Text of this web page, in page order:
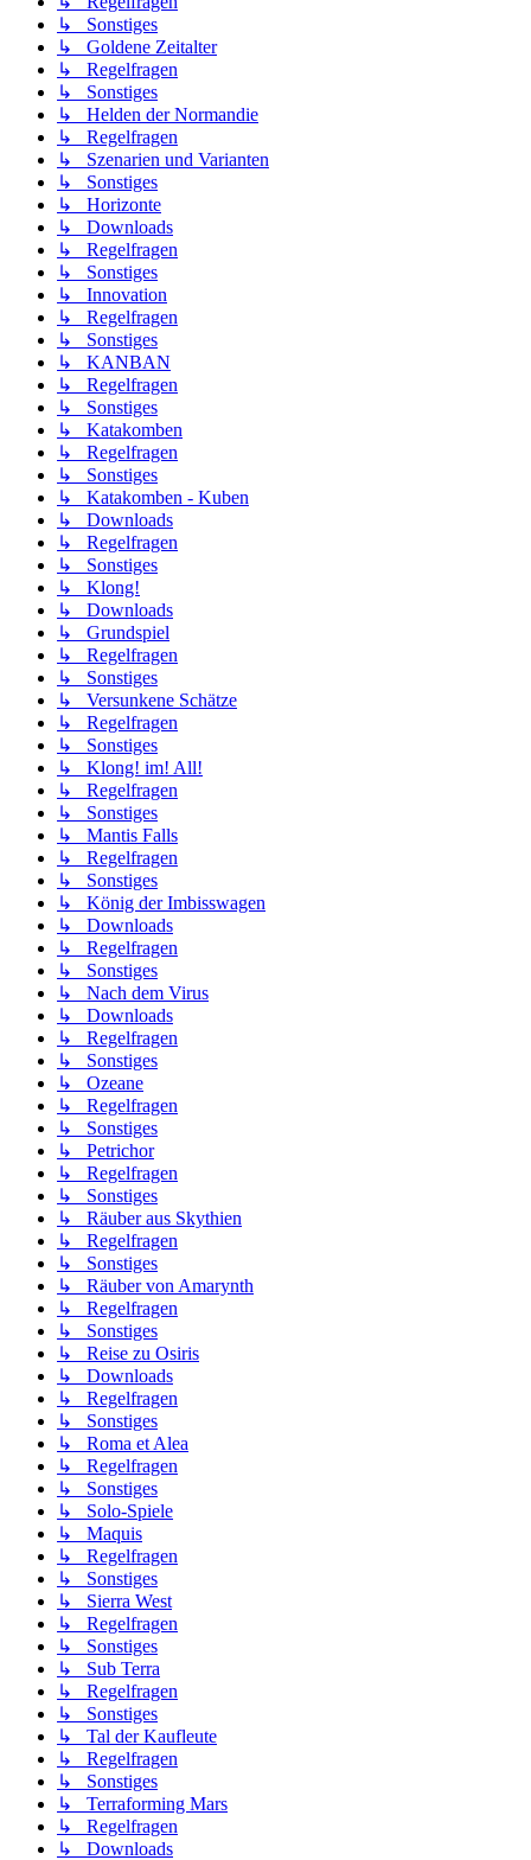
↳ Sonstiges
↳ Goldene Zeitalter
↳ Regelfragen
↳ Sonstiges
↳ Helden der Normandie
↳ Regelfragen
↳ Szenarien und Varianten
↳ Sonstiges
↳ Horizonte
↳ Downloads
↳ Regelfragen
↳ Sonstiges
↳ Innovation
↳ Regelfragen
↳ Sonstiges
↳ KANBAN
↳ Regelfragen
↳ Sonstiges
↳ Katakomben
↳ Regelfragen
↳ Sonstiges
↳ Katakomben - Kuben
↳ Downloads
↳ Regelfragen
↳ Sonstiges
↳ Klong!
↳ Downloads
↳ Grundspiel
↳ Regelfragen
↳ Sonstiges
↳ Versunkene Schätze
↳ Regelfragen
↳ Sonstiges
↳ Klong! im! All!
↳ Regelfragen
↳ Sonstiges
↳ Mantis Falls
↳ Regelfragen
↳ Sonstiges
↳ König der Imbisswagen
↳ Downloads
↳ Regelfragen
↳ Sonstiges
↳ Nach dem Virus
↳ Downloads
↳ Regelfragen
↳ Sonstiges
↳ Ozeane
↳ Regelfragen
↳ Sonstiges
↳ Petrichor
↳ Regelfragen
↳ Sonstiges
↳ Räuber aus Skythien
↳ Regelfragen
↳ Sonstiges
↳ Räuber von Amarynth
↳ Regelfragen
↳ Sonstiges
↳ Reise zu Osiris
↳ Downloads
↳ Regelfragen
↳ Sonstiges
↳ Roma et Alea
↳ Regelfragen
↳ Sonstiges
↳ Solo-Spiele
↳ Maquis
↳ Regelfragen
↳ Sonstiges
↳ Sierra West
↳ Regelfragen
↳ Sonstiges
↳ Sub Terra
↳ Regelfragen
↳ Sonstiges
↳ Tal der Kaufleute
↳ Regelfragen
↳ Sonstiges
↳ Terraforming Mars
↳ Regelfragen
↳ Downloads